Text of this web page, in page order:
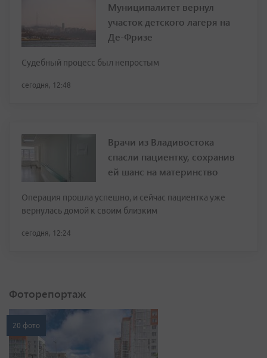
Муниципалитет вернул
участок детского лагеря на
Де-Фризе
Судебный процесс был непростым
сегодня, 12:48
Врачи из Владивостока
спасли пациентку, сохранив
ей шанс на материнство
Операция прошла успешно, и сейчас пациентка уже
вернулась домой к своим близким
сегодня, 12:24
Фоторепортаж
20 фото